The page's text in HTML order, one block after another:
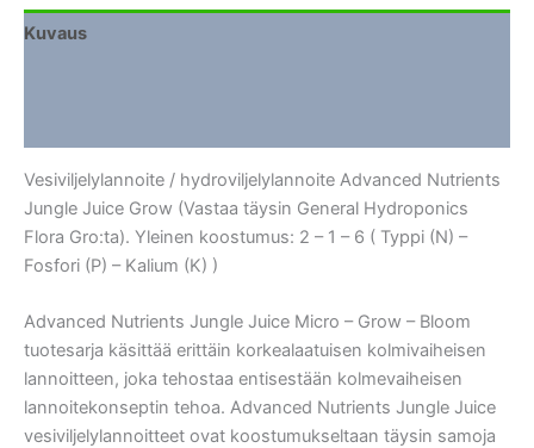
1
Kuvaus
Vesiviljelylannoite / hydroviljelylannoite Advanced Nutrients
Jungle Juice Grow (Vastaa täysin General Hydroponics
Flora Gro:ta). Yleinen koostumus: 2 – 1 – 6 ( Typpi (N) –
Fosfori (P) – Kalium (K) )
Advanced Nutrients Jungle Juice Micro – Grow – Bloom
tuotesarja käsittää erittäin korkealaatuisen kolmivaiheisen
lannoitteen, joka tehostaa entisestään kolmevaiheisen
lannoitekonseptin tehoa. Advanced Nutrients Jungle Juice
vesiviljelylannoitteet ovat koostumukseltaan täysin samoja